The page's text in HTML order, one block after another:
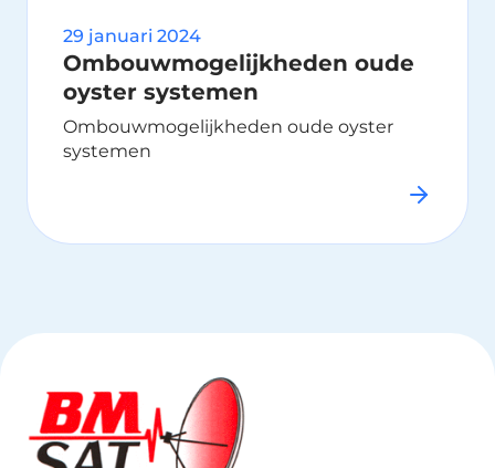
29 januari 2024
Ombouwmogelijkheden oude
oyster systemen
Ombouwmogelijkheden oude oyster
systemen